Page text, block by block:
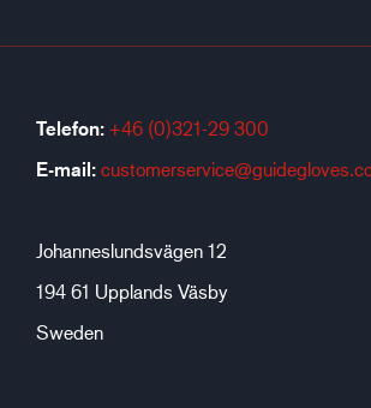
Telefon: +46 (0)321-29 300
E-mail:
Johanneslundsvägen 12
194 61 Upplands Väsby
Sweden